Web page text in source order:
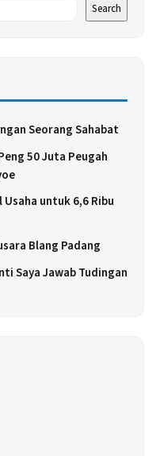
Search
Seorang Sahabat
50 Juta Peugah
untuk 6,6 Ribu
Blang Padang
Saya Jawab Tudingan